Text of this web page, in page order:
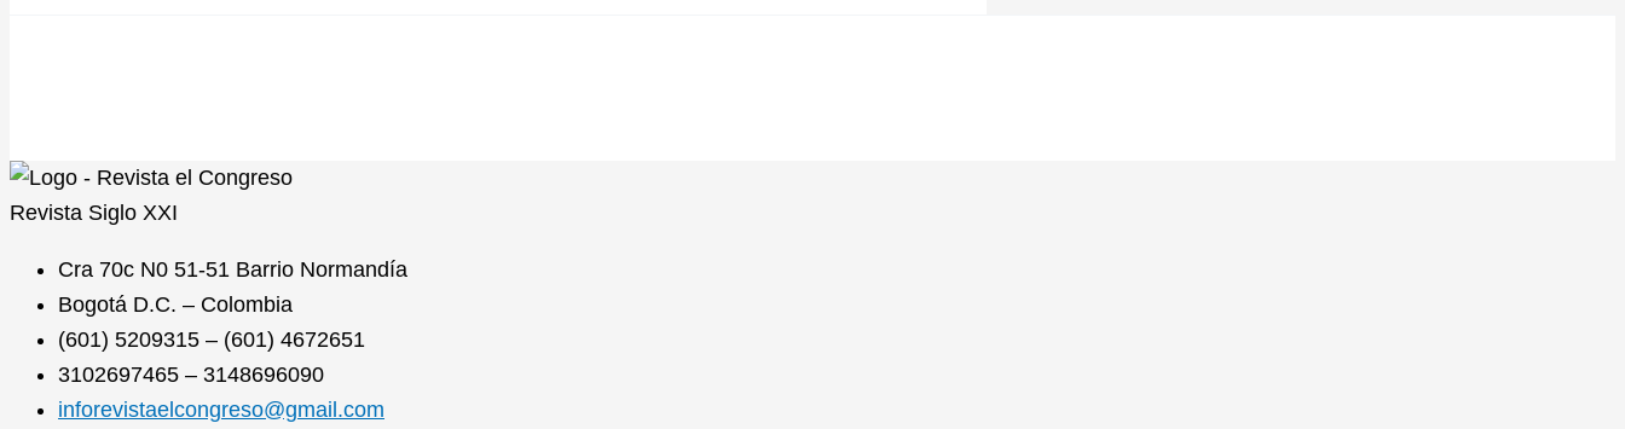
Revista Siglo XXI
Cra 70c N0 51-51 Barrio Normandía
Bogotá D.C. – Colombia
(601) 5209315 – (601) 4672651
3102697465 – 3148696090
inforevistaelcongreso@gmail.com